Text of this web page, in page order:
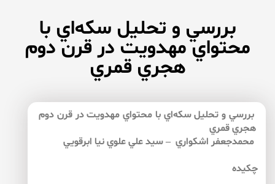
بررسي و تحليل سكه‌اي با
محتواي مهدويت در قرن دوم
هجري قمري
بررسي و تحليل سكه‌اي با محتواي مهدويت در قرن دوم
هجري قمري
محمدجعفر اشكواري – سيد علي علوي نيا ابرقويي
چكيده